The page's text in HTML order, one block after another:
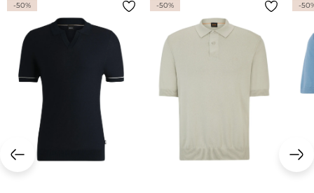
-50% -50% -